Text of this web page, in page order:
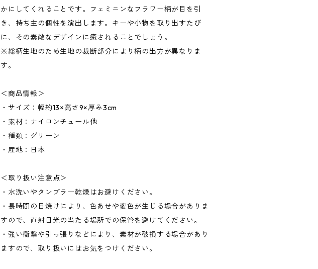
かにしてくれることです。フェミニンなフラワー柄が目を引
き、持ち主の個性を演出します。キーや小物を取り出すたび
に、その素敵なデザインに癒されることでしょう。
※総柄生地のため生地の裁断部分により柄の出方が異なりま
す。
＜商品情報＞
・サイズ：幅約13×高さ9×厚み3cm
・素材：ナイロンチュール他
・種類：グリーン
・産地：日本
＜取り扱い注意点＞
・水洗いやタンブラー乾燥はお避けください。
・長時間の日焼けにより、色あせや変色が生じる場合がありま
すので、直射日光の当たる場所での保管を避けてください。
・強い衝撃や引っ張りなどにより、素材が破損する場合があり
ますので、取り扱いにはお気をつけください。